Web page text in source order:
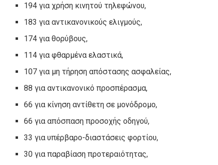
194 για χρήση κινητού τηλεφώνου,
183 για αντικανονικούς ελιγμούς,
174 για θορύβους,
114 για φθαρμένα ελαστικά,
107 για μη τήρηση απόστασης ασφαλείας,
88 για αντικανονικό προσπέρασμα,
66 για κίνηση αντίθετη σε μονόδρομο,
66 για απόσπαση προσοχής οδηγού,
33 για υπέρβαρο-διαστάσεις φορτίου,
30 για παραβίαση προτεραιότητας,